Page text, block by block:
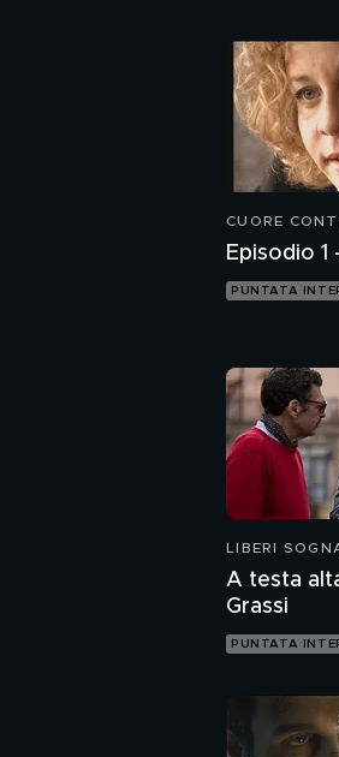
CUORE
Episodio 1
PUNTATA
LIBERI
A testa
Grassi
PUNTATA